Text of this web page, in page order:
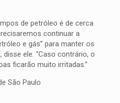
de petróleo é de cerca
continuar a
e gás” para manter os
ele. “Caso contrário, o
ficarão muito irritadas.”
São Paulo